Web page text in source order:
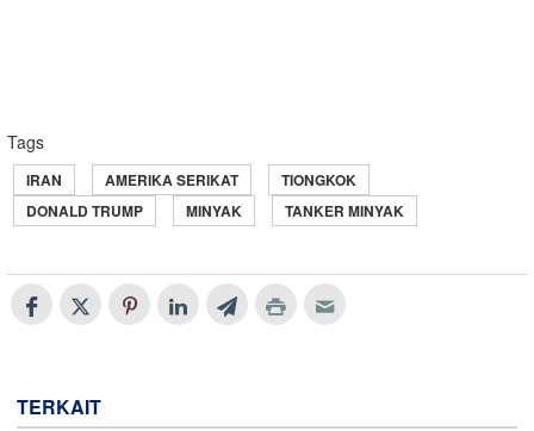
Tags
IRAN AMERIKA SERIKAT
TIONGKOK
DONALD TRUMP
MINYAK TANKER MINYAK
TERKAIT